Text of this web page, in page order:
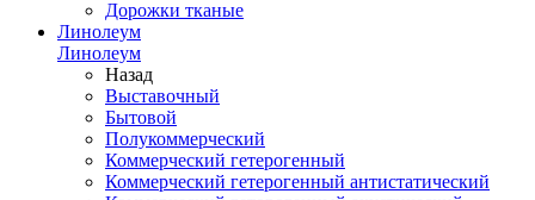
Дорожки тканые
Линолеум
Линолеум
Назад
Выставочный
Бытовой
Полукоммерческий
Коммерческий гетерогенный
Коммерческий гетерогенный антистатический